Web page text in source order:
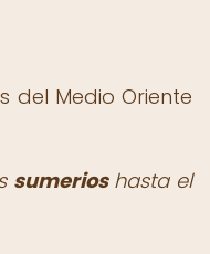
del Medio Oriente
sumerioshasta el